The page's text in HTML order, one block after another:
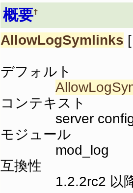
概要†
AllowLogSymlinks
デフォルト
コンテキスト
server
モジュール
mod_log
互換性
1.2.2rc2 以